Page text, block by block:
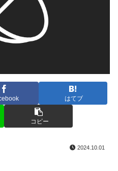
はてブ
コピー
2024.10.01